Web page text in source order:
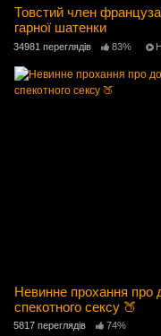
Товстий член
гарної шатенки
34981 переглядів 83%
Невинне прохання про
спекотного сексу 🍑
5817 переглядів 74%